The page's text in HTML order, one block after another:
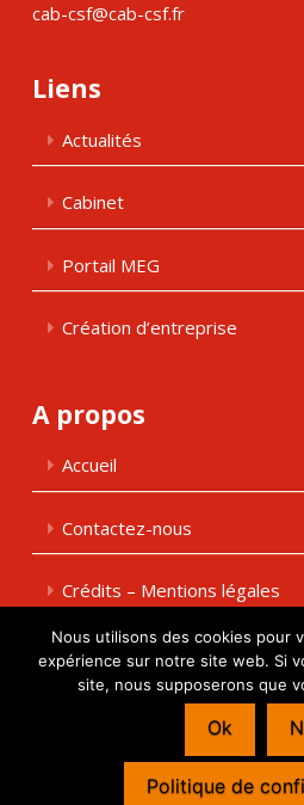
cab-csf@cab-csf.fr
Liens
Actualités
Cabinet
Portail MEG
Création d’entreprise
A propos
Accueil
Contactez-nous
Crédits – Mentions légales
Espace client
© CSF Associés - 36 rue des Jardins
programmation de sites internet
Nous utilisons des cookies pour
expérience sur notre site web. Si
site, nous supposerons que
Ok
Politique de